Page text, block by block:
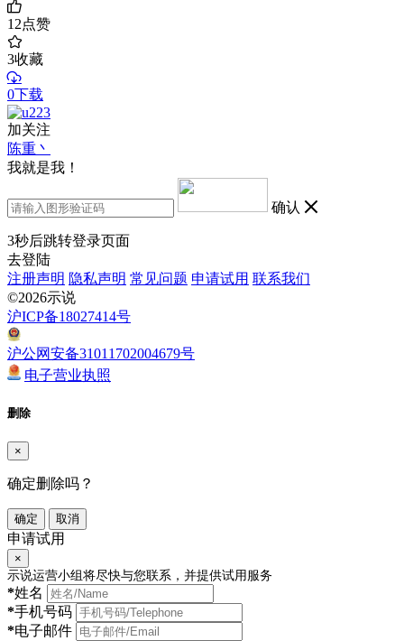
12点赞
3收藏
0下载
加关注
陈重丶
我就是我！
确认
3秒后跳转登录页面
去登陆
注册声明 隐私声明 常见问题 申请试用 联系我们
©2026示说
沪ICP备18027414号
沪公网安备31011702004679号
电子营业执照
删除
×
确定删除吗？
确定 取消
申请试用
×
示说运营小组将尽快与您联系，并提供试用服务
*姓名
*手机号码
*电子邮件